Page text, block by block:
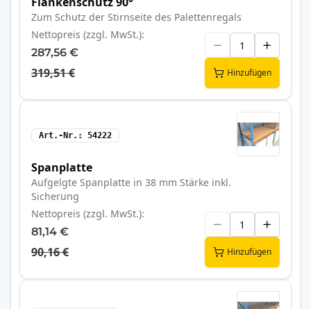
Zum Schutz der Stirnseite des Palettenregals
Nettopreis (zzgl. MwSt.)
287,56 €
319,51 € Hinzufügen
Art.-Nr. 54222
Spanplatte
Aufgelgte Spanplatte in 38 mm Stärke inkl.
Sicherung
Nettopreis (zzgl. MwSt.)
81,14 €
90,16 € Hinzufügen